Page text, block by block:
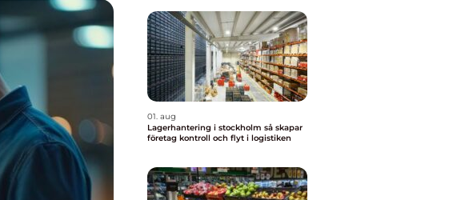
01. aug
Lagerhantering i stockholm så skapar
företag kontroll och flyt i logistiken